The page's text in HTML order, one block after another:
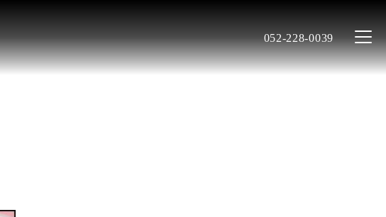
052-228-0039